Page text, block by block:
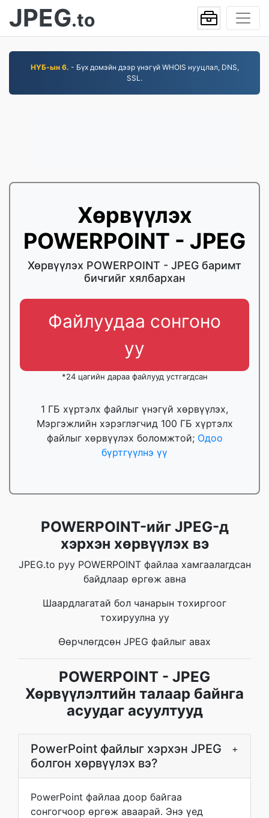
JPEG.to
НҮБ-ын 6. - Бүх домэйн дээр үнэгүй WHOIS нууцлал, DNS,
SSL.
Хөрвүүлэх
POWERPOINT - JPEG
Хөрвүүлэх POWERPOINT - JPEG баримт
бичгийг хялбархан
Файлуудаа сонгоно
уу
*24 цагийн дараа файлууд устгагдсан
1 ГБ хүртэлх файлыг үнэгүй хөрвүүлэх,
Мэргэжлийн хэрэглэгчид 100 ГБ хүртэлх
файлыг хөрвүүлэх боломжтой; Одоо
бүртгүүлнэ үү
POWERPOINT-ийг JPEG-д
хэрхэн хөрвүүлэх вэ
JPEG.to руу POWERPOINT файлаа хамгаалагдсан
байдлаар өргөж авна
Шаардлагатай бол чанарын тохиргоог
тохируулна уу
Өөрчлөгдсөн JPEG файлыг авах
POWERPOINT - JPEG
Хөрвүүлэлтийн талаар байнга
асуудаг асуултууд
PowerPoint файлыг хэрхэн JPEG
болгон хөрвүүлэх вэ?
+
PowerPoint файлаа доор байгаа
сонгогчоор өргөж аваарай. Энэ үед